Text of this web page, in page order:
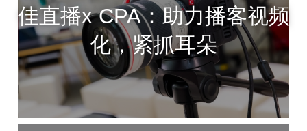
佳直播x CPA：助力播客视频
化，紧抓耳朵